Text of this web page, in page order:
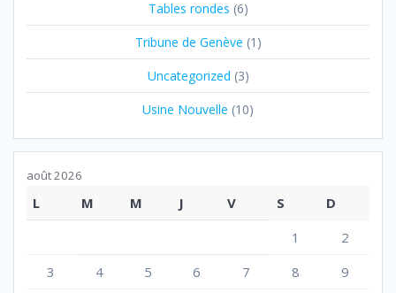
Tables rondes (6)
Tribune de Genève (1)
Uncategorized (3)
Usine Nouvelle (10)
août 2026
L M M J V S
D
1
2
3
4 5 6 7 8 9